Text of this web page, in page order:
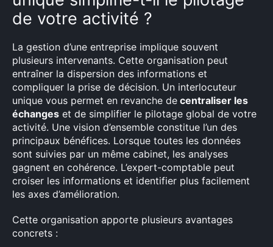
de votre activité ?
La gestion d’une entreprise implique souvent
plusieurs intervenants. Cette organisation peut
entraîner la dispersion des informations et
compliquer la prise de décision. Un interlocuteur
unique vous permet en revanche de centraliser les
échanges et de simplifier le pilotage global de votre
activité. Une vision d’ensemble constitue l’un des
principaux bénéfices. Lorsque toutes les données
sont suivies par un même cabinet, les analyses
gagnent en cohérence. L’expert-comptable peut
croiser les informations et identifier plus facilement
les axes d’amélioration.
Cette organisation apporte plusieurs avantages
concrets :
Rechercher
: